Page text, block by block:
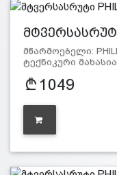
მწარმოებელი:
ტექნიკური
1049